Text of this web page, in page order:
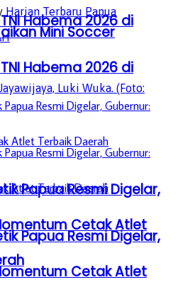
Habema 2026 di
Papua Resmi Digelar,
Cetak Atlet
Mini Soccer
Habema 2026 di
Papua Resmi Digelar,
Cetak Atlet
Harian Terbaru Papua